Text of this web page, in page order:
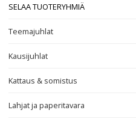
SELAA TUOTERYHMIÄ
Teemajuhlat
Kausijuhlat
Kattaus & somistus
Lahjat ja paperitavara